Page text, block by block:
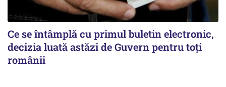
Ce se întâmplă cu primul buletin electronic,
decizia luată astăzi de Guvern pentru toți
românii